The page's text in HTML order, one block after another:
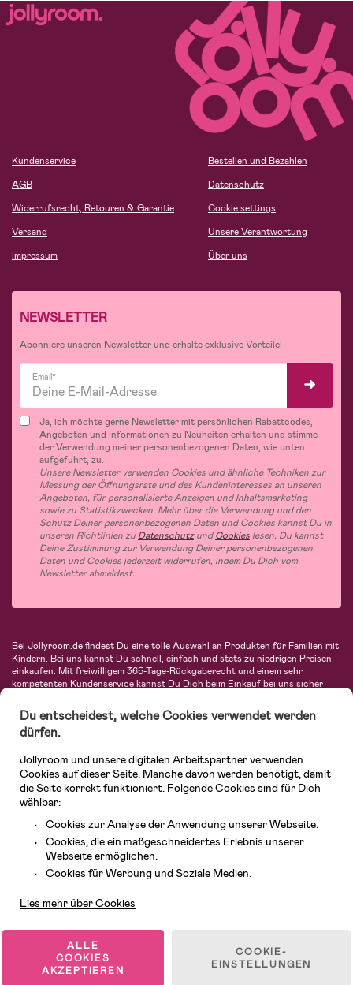
Kundenservice
AGB
Widerrufsrecht, Retouren & Garantie
Versand
Impressum
Bestellen und Bezahlen
Datenschutz
Cookie settings
Unsere Verantwortung
Über uns
NEWSLETTER
Abonniere unseren Newsletter und erhalte exklusive Vorteile!
Email*
Ja, ich möchte gerne Newsletter mit persönlichen Rabattcodes,
Angeboten und Informationen zu Neuheiten erhalten und stimme
der Verwendung meiner personenbezogenen Daten, wie unten
aufgeführt, zu.
Unsere Newsletter verwenden Cookies und ähnliche Techniken zur
Messung der Öffnungsrate und des Kundeninteresses an unseren
Angeboten, für personalisierte Anzeigen und Inhaltsmarketing
sowie zu Statistikzwecken. Mehr über die Verwendung und den
Schutz Deiner personenbezogenen Daten und Cookies kannst Du in
unseren Richtlinien zu DatenschutzundCookies lesen. Du kannst
Deine Zustimmung zur Verwendung Deiner personenbezogenen
Daten und Cookies jederzeit widerrufen, indem Du Dich vom
Newsletter abmeldest.
Bei Jollyroom.de findest Du eine tolle Auswahl an Produkten für Familien mit
Kindern. Bei uns kannst Du schnell, einfach und stets zu niedrigen Preisen
einkaufen. Mit freiwilligem 365-Tage-Rückgaberecht und einem sehr
kompetenten Kundenservice kannst Du Dich beim Einkauf bei uns sicher
Autositze, Kinder- und Babymode, Produkte für Mütter und eine Menge
fantastischer Einrichtungsgegenstände, Spielsachen, Babyprodukte und
vieles mehr. Wir haben Produkte von bekannten Herstellern wie Britax, Maxi-
Avent, Jack Wolfskin, Cybex, LEGO und vielen mehr. Schau Dich um in
unserer vielfältigen Online-Boutique für Kinder & Babys. Willkommen!
© 2026 Jollyroom GmbH. Alle Rechte vorbehalten.
Du entscheidest, welche Cookies verwendet werden
dürfen.
Jollyroom und unsere digitalen Arbeitspartner verwenden
Cookies auf dieser Seite. Manche davon werden benötigt, damit
die Seite korrekt funktioniert. Folgende Cookies sind für Dich
wählbar:
Cookies zur Analyse der Anwendung unserer Webseite.
Cookies, die ein maßgeschneidertes Erlebnis unserer
Webseite ermöglichen.
Cookies für Werbung und Soziale Medien.
Lies mehr über Cookies
ALLE
COOKIES
AKZEPTIEREN
COOKIE-
EINSTELLUNGEN